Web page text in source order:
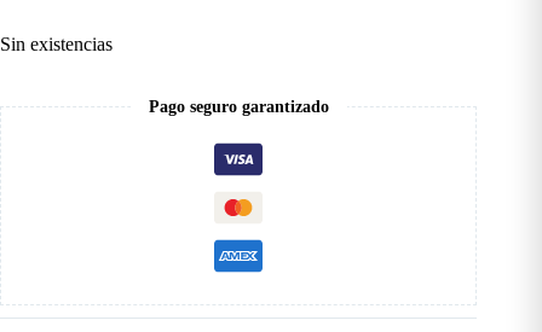
Sin existencias
Pago seguro garantizado